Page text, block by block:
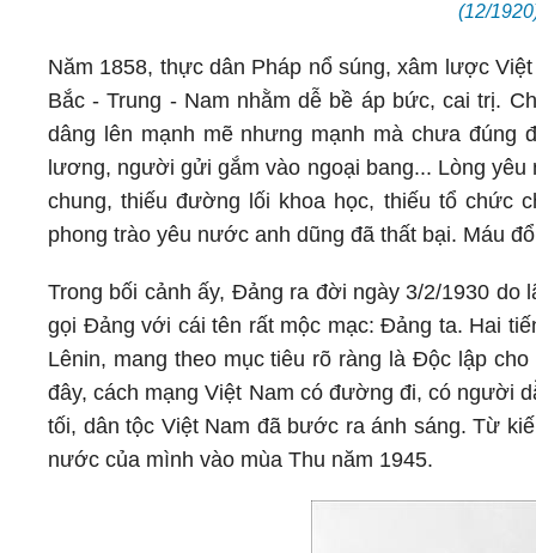
(12/
Năm 1858, thực dân Pháp nổ súng, xâm lược
Bắc - Trung - Nam nhằm dễ bề áp bức, cai trị.
dâng lên mạnh mẽ nhưng mạnh mà chưa
lương, người gửi gắm vào ngoại bang... Lòng
chung, thiếu đường lối khoa học, thiếu tổ chức
phong trào yêu nước anh dũng đã thất bại. Máu
Trong bối cảnh ấy, Đảng ra đời ngày 3/2/1930 do
gọi Đảng với cái tên rất mộc mạc: Đảng ta. Hai
Lênin, mang theo mục tiêu rõ ràng là Độc lập
đây, cách mạng Việt Nam có đường đi, có người
tối, dân tộc Việt Nam đã bước ra ánh sáng. Từ
nước của mình vào mùa Thu năm 1945.